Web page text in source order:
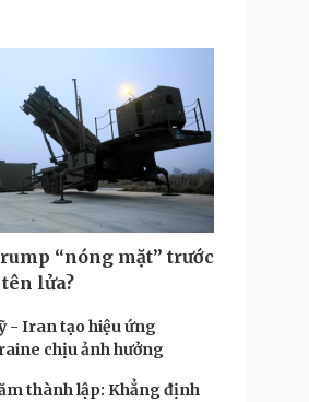
“nóng mặt” trước
lửa?
- Iran tạo hiệu ứng
chịu ảnh hưởng
thành lập: Khẳng định